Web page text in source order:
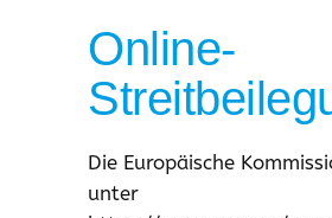
Online-
Die Europäische
unter